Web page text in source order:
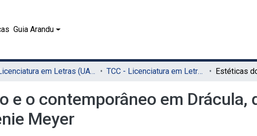
Guia Arandu
Licenciatura em Letras (UAG) TCC - Licenciatura em Letras (UAG)
o contemporâneo em Drácula,
Meyer